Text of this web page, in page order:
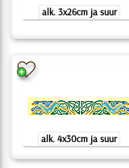
alk. 3x26cm ja suur
alk. 4x30cm ja suur